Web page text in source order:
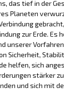
das tief in der
Planeten
zur Erde. Es
unserer
Sicherheit,
helfen, sich
stärker
und sich mit